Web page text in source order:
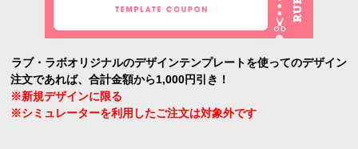
ラブ・ラボオリジナルのデザインテンプレートを使ってのデザイン
注文であれば、合計金額から1,000円引き！
※新規デザインに限る
※シミュレーターを利用したご注文は対象外です